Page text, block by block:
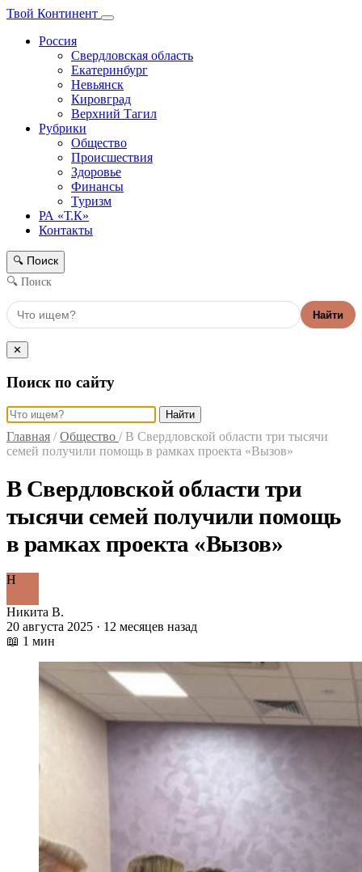
Твой Континент
Россия
Свердловская область
Екатеринбург
Невьянск
Кировград
Верхний Тагил
Рубрики
Общество
Происшествия
Здоровье
Финансы
Туризм
РА «Т.К»
Контакты
🔍 Поиск
🔍 Поиск
Найти
✕
Поиск по сайту
Найти
Главная / Общество / В Свердловской области три тысячи
семей получили помощь в рамках проекта «Вызов»
В Свердловской области три
тысячи семей получили помощь
в рамках проекта «Вызов»
Н
Никита В.
20 августа 2025 · 12 месяцев назад
📖 1 мин